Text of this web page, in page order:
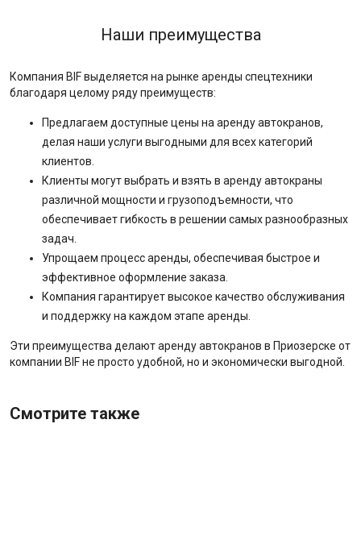
Наши преимущества
Компания BIF выделяется на рынке аренды спецтехники
благодаря целому ряду преимуществ:
Предлагаем доступные цены на аренду автокранов,
делая наши услуги выгодными для всех категорий
клиентов.
Клиенты могут выбрать и взять в аренду автокраны
различной мощности и грузоподъемности, что
обеспечивает гибкость в решении самых разнообразных
задач.
Упрощаем процесс аренды, обеспечивая быстрое и
эффективное оформление заказа.
Компания гарантирует высокое качество обслуживания
и поддержку на каждом этапе аренды.
Эти преимущества делают аренду автокранов в Приозерске от
компании BIF не просто удобной, но и экономически выгодной.
Смотрите также